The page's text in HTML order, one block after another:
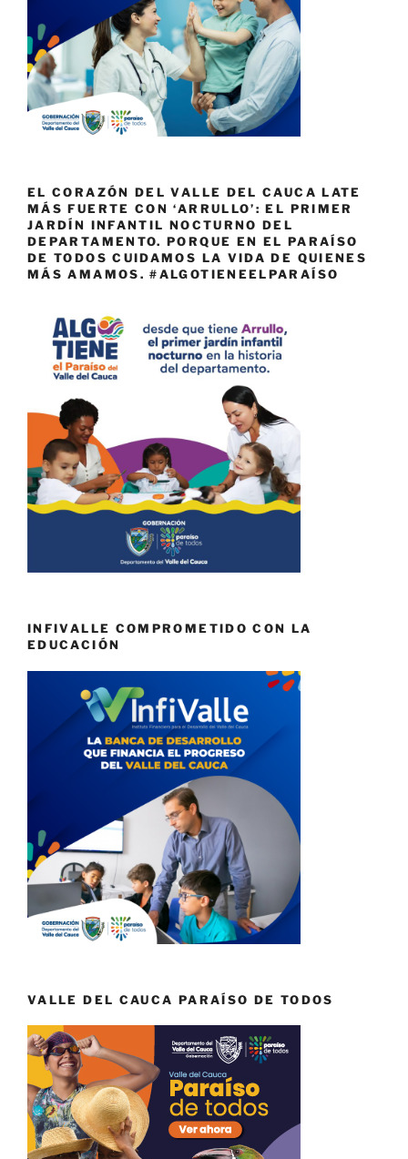
EL CORAZÓN DEL VALLE DEL CAUCA LATE
MÁS FUERTE CON ‘ARRULLO’: EL PRIMER
JARDÍN INFANTIL NOCTURNO DEL
DEPARTAMENTO. PORQUE EN EL PARAÍSO
DE TODOS CUIDAMOS LA VIDA DE QUIENES
MÁS AMAMOS. #ALGOTIENEELPARAÍSO
INFIVALLE COMPROMETIDO CON LA
EDUCACIÓN
VALLE DEL CAUCA PARAÍSO DE TODOS